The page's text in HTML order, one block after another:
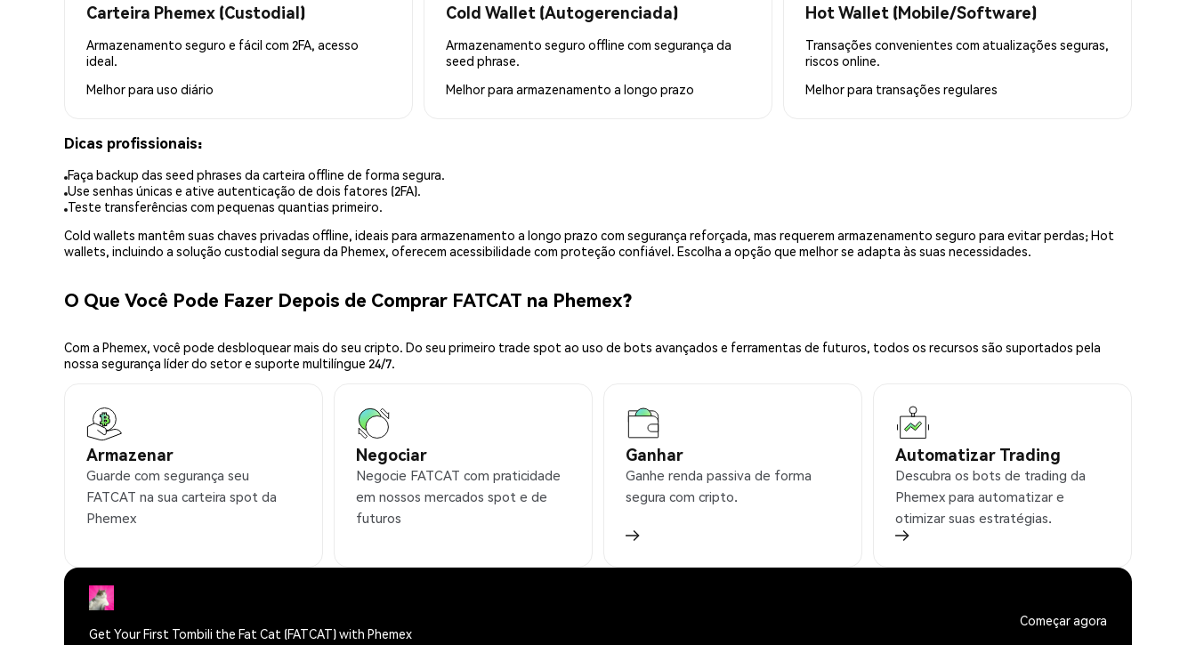
Carteira Phemex (Custodial)
Armazenamento seguro e fácil com 2FA, acesso
ideal.
Melhor para uso diário
Cold Wallet (Autogerenciada)
Armazenamento seguro offline com segurança da
seed phrase.
Melhor para armazenamento a longo prazo
Hot Wallet (Mobile/Software)
Transações convenientes com atualizações seguras,
riscos online.
Melhor para transações regulares
Dicas profissionais:
Faça backup das seed phrases da carteira offline de forma segura.
Use senhas únicas e ative autenticação de dois fatores (2FA).
Teste transferências com pequenas quantias primeiro.
Cold wallets mantêm suas chaves privadas offline, ideais para armazenamento a longo prazo com segurança reforçada, mas requerem armazenamento seguro para evitar perdas; Hot
wallets, incluindo a solução custodial segura da Phemex, oferecem acessibilidade com proteção confiável. Escolha a opção que melhor se adapta às suas necessidades.
O Que Você Pode Fazer Depois de Comprar FATCAT na Phemex?
Com a Phemex, você pode desbloquear mais do seu cripto. Do seu primeiro trade spot ao uso de bots avançados e ferramentas de futuros, todos os recursos são suportados pela
nossa segurança líder do setor e suporte multilíngue 24/7.
Armazenar
Guarde com segurança seu
FATCAT na sua carteira spot da
Phemex
Negociar
Negocie FATCAT com praticidade
em nossos mercados spot e de
futuros
Ganhar
Ganhe renda passiva de forma
segura com cripto.
Automatizar Trading
Descubra os bots de trading da
Phemex para automatizar e
otimizar suas estratégias.
Get Your First Tombili the Fat Cat (FATCAT) with Phemex
Começar agora